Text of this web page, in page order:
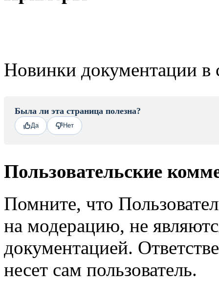
Новинки документации в
Была ли эта страница полезна?
Да Нет
Пользовательские
Помните, что
на модерацию, не
документацией.
несет сам пользователь.